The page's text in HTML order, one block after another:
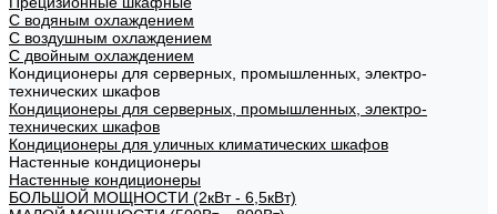
С водяным охлаждением
С воздушным охлаждением
С двойным охлаждением
Кондиционеры для серверных, промышленных, электро-
технических шкафов
Кондиционеры для серверных, промышленных, электро-
технических шкафов
Кондиционеры для уличных климатических шкафов
Настенные кондиционеры
Настенные кондиционеры
БОЛЬШОЙ МОЩНОСТИ (2кВт - 6,5кВт)